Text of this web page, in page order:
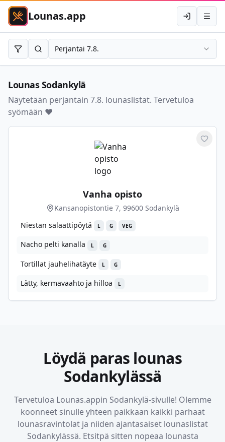
Lounas.app KirjauduAvaa
RajaaHae Perjantai 7.8.
LounasSodankylä
Näytetään perjantain 7.8. lounaslistat. Tervetuloa
syömään ❤️
Vanha opisto
Kansanopistontie 7, 99600 Sodankylä
Niestan salaattipöytä
L G VEG
Nacho pelti kanalla L G
Tortillat jauhelihatäyte L G
Lätty, kermavaahto ja hilloa L
Löydä paras lounas
Sodankylässä
Tervetuloa Lounas.appin Sodankylä-sivulle! Olemme
koonneet sinulle yhteen paikkaan kaikki parhaat
lounasravintolat ja niiden ajantasaiset lounaslistat
Sodankylässä. Etsitpä sitten nopeaa lounasta